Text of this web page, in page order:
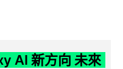
AI 新方向 未來